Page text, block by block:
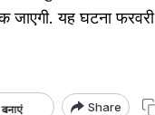
यह घटना फरवरी
Share